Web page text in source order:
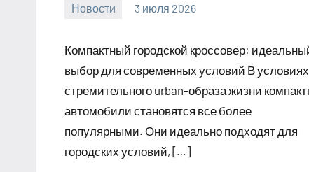
Новости 3 июля 2026
Компактный городской кроссовер:
выбор для современных условий В условиях
стремительного urban-образа жизни
автомобили становятся все более
популярными. Они идеально подходят для
городских условий, […]